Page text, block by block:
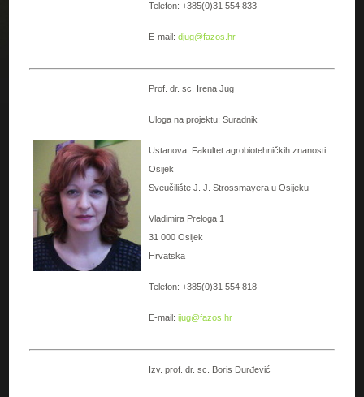
Telefon: +385(0)31 554 833
E-mail:djug@fazos.hr
Prof. dr. sc. Irena Jug
Uloga na projektu: Suradnik
Ustanova: Fakultet agrobiotehničkih znanosti
Osijek
Sveučilište J. J. Strossmayera u Osijeku
Vladimira Preloga 1
31 000 Osijek
Hrvatska
Telefon: +385(0)31 554 818
E-mail:ijug@fazos.hr
Izv. prof. dr. sc. Boris Đurđević